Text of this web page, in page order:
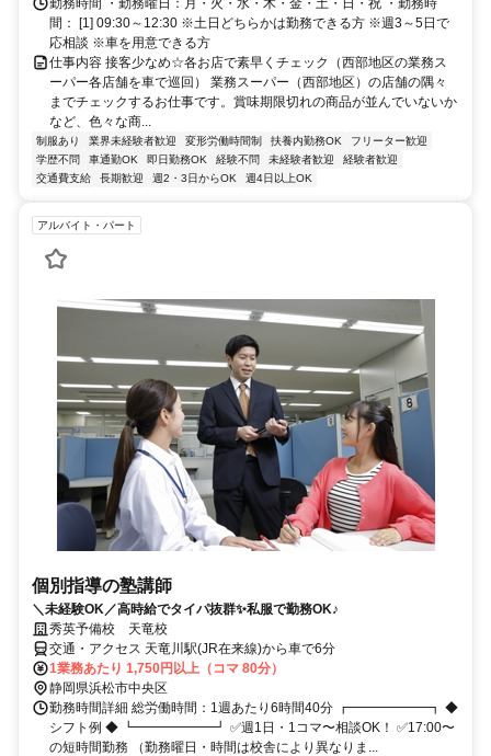
勤務時間 ・勤務曜日：月・火・水・木・金・土・日・祝 ・勤務時
間： [1] 09:30～12:30 ※土日どちらかは勤務できる方 ※週3～5日で
応相談 ※車を用意できる方
仕事内容 接客少なめ☆各お店で素早くチェック（西部地区の業務ス
ーパー各店舗を車で巡回） 業務スーパー（西部地区）の店舗の隅々
までチェックするお仕事です。賞味期限切れの商品が並んでいないか
など、色々な商...
制服あり 業界未経験者歓迎 変形労働時間制 扶養内勤務OK
フリーター歓迎
学歴不問
車通勤OK 即日勤務OK 経験不問 未経験者歓迎
経験者歓迎
交通費支給
長期歓迎 週2・3日からOK 週4日以上OK
アルバイト・パート
個別指導の塾講師
＼未経験OK／高時給でタイパ抜群✨私服で勤務OK♪
秀英予備校 天竜校
交通・アクセス 天竜川駅(JR在来線)から車で6分
1業務あたり 1,750円以上（コマ 80分）
静岡県浜松市中央区
勤務時間詳細 総労働時間：1週あたり6時間40分 ┏━━━━━━┓ ◆
シフト例 ◆ ┗━━━━━━┛ ✅週1日・1コマ〜相談OK！ ✅17:00〜
の短時間勤務 （勤務曜日・時間は校舎により異なりま...